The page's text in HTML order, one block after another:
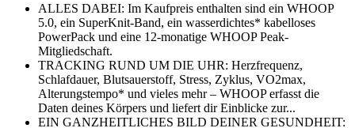
ALLES DABEI: Im Kaufpreis enthalten sind ein WHOOP
5.0, ein SuperKnit-Band, ein wasserdichtes* kabelloses
PowerPack und eine 12-monatige WHOOP Peak-
Mitgliedschaft.
TRACKING RUND UM DIE UHR: Herzfrequenz,
Schlafdauer, Blutsauerstoff, Stress, Zyklus, VO2max,
Alterungstempo* und vieles mehr – WHOOP erfasst die
Daten deines Körpers und liefert dir Einblicke zur...
EIN GANZHEITLICHES BILD DEINER GESUNDHEIT: